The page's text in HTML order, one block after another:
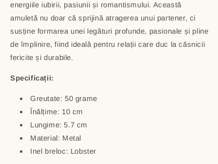
energiile iubirii, pasiunii și romantismului. Această
amuletă nu doar că sprijină atragerea unui partener, ci
susține formarea unei legături profunde, pasionale și pline
de împlinire, fiind ideală pentru relații care duc la căsnicii
fericite și durabile.
Specificații:
Greutate: 50 grame
Înălțime: 10 cm
Lungime: 5.7 cm
Material: Metal
Inel breloc: Lobster